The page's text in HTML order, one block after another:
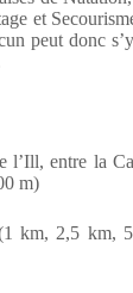
et
peut donc
l’Ill, entre la
m)
km, 2,5 km,